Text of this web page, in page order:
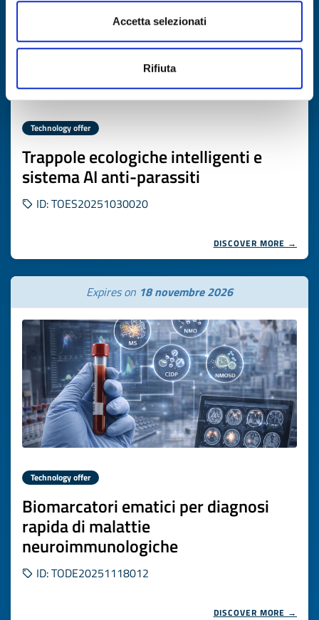
Accetta selezionati
Rifiuta
Technology offer
Trappole ecologiche intelligenti e
sistema AI anti-parassiti
ID: TOES20251030020
DISCOVER MORE →
Expires on 18 novembre 2026
Technology offer
Biomarcatori ematici per diagnosi
rapida di malattie
neuroimmunologiche
ID: TODE20251118012
DISCOVER MORE →